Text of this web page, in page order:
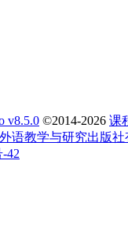
v8.5.0 ©2014-2026 课
外语教学与研究出版社
42